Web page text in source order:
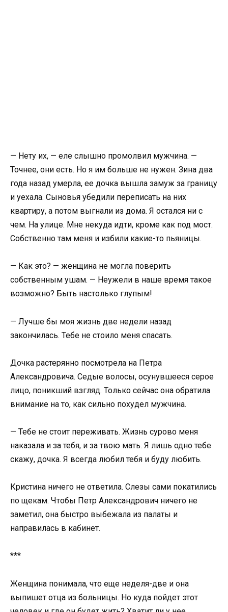
— Нету их, — еле слышно промолвил мужчина. —
Точнее, они есть. Но я им больше не нужен. Зина два
года назад умерла, ее дочка вышла замуж за границу
и уехала. Сыновья убедили переписать на них
квартиру, а потом выгнали из дома. Я остался ни с
чем. На улице. Мне некуда идти, кроме как под мост.
Собственно там меня и избили какие-то пьяницы.
— Как это? — женщина не могла поверить
собственным ушам. — Неужели в наше время такое
возможно? Быть настолько глупым!
— Лучше бы моя жизнь две недели назад
закончилась. Тебе не стоило меня спасать.
Дочка растерянно посмотрела на Петра
Александровича. Седые волосы, осунувшееся серое
лицо, поникший взгляд. Только сейчас она обратила
внимание на то, как сильно похудел мужчина.
— Тебе не стоит переживать. Жизнь сурово меня
наказала и за тебя, и за твою мать. Я лишь одно тебе
скажу, дочка. Я всегда любил тебя и буду любить.
Кристина ничего не ответила. Слезы сами покатились
по щекам. Чтобы Петр Александрович ничего не
заметил, она быстро выбежала из палаты и
направилась в кабинет.
***
Женщина понимала, что еще неделя-две и она
выпишет отца из больницы. Но куда пойдет этот